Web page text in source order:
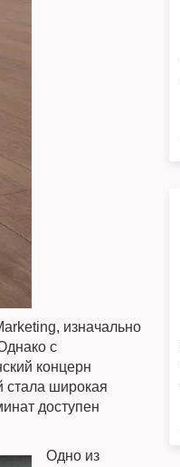
изначально
с
концерн
стала широкая
доступен
Одно из